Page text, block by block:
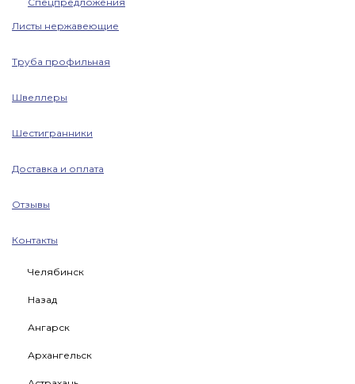
Листы нержавеющие
Труба профильная
Швеллеры
Шестигранники
Доставка и оплата
Отзывы
Контакты
Челябинск
Назад
Ангарск
Архангельск